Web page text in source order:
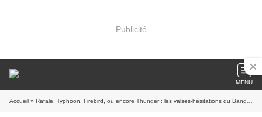
Publicité
MENU
Accueil » Rafale, Typhoon, Firebird, ou encore Thunder : les valses-hésitations du Bangladesh